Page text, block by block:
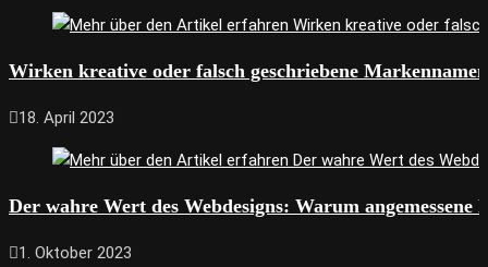
Wirken kreative oder falsch geschriebene
18. April 2023
Der wahre Wert des Webdesigns: Warum angemessene
1. Oktober 2023